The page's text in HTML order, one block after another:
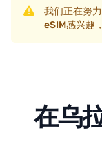
我们正在努
eSIM感兴趣
在乌